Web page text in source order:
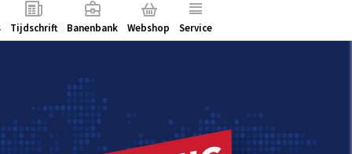
Tijdschrift Banenbank Webshop Service